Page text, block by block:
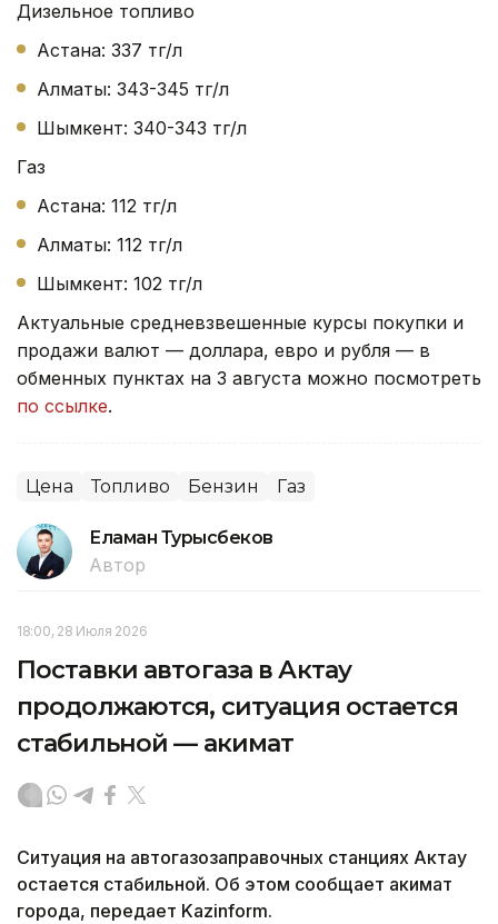
Дизельное топливо
Астана: 337 тг/л
Алматы: 343-345 тг/л
Шымкент: 340-343 тг/л
Газ
Астана: 112 тг/л
Алматы: 112 тг/л
Шымкент: 102 тг/л
Актуальные средневзвешенные курсы покупки и
продажи валют — доллара, евро и рубля — в
обменных пунктах на 3 августа можно посмотреть
по ссылке.
Цена Топливо Бензин Газ
Еламан Турысбеков
Автор
18:00, 28 Июля 2026
Поставки автогаза в Актау
продолжаются, ситуация остается
стабильной — акимат
Ситуация на автогазозаправочных станциях Актау
остается стабильной. Об этом сообщает акимат
города, передает Kazinform.